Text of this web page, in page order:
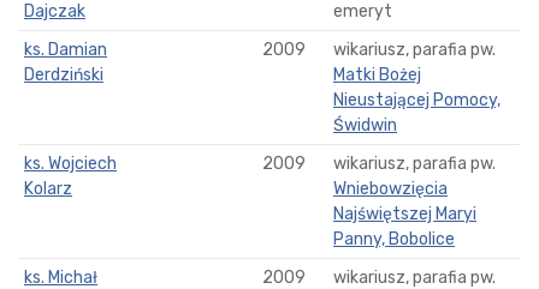
Dajczak
emeryt
ks. Damian
Derdziński
2009
wikariusz, parafia pw.
Matki Bożej
Nieustającej Pomocy,
Świdwin
ks. Wojciech
Kolarz
2009
wikariusz, parafia pw.
Wniebowzięcia
Najświętszej Maryi
Panny, Bobolice
ks. Michał
2009
wikariusz, parafia pw.